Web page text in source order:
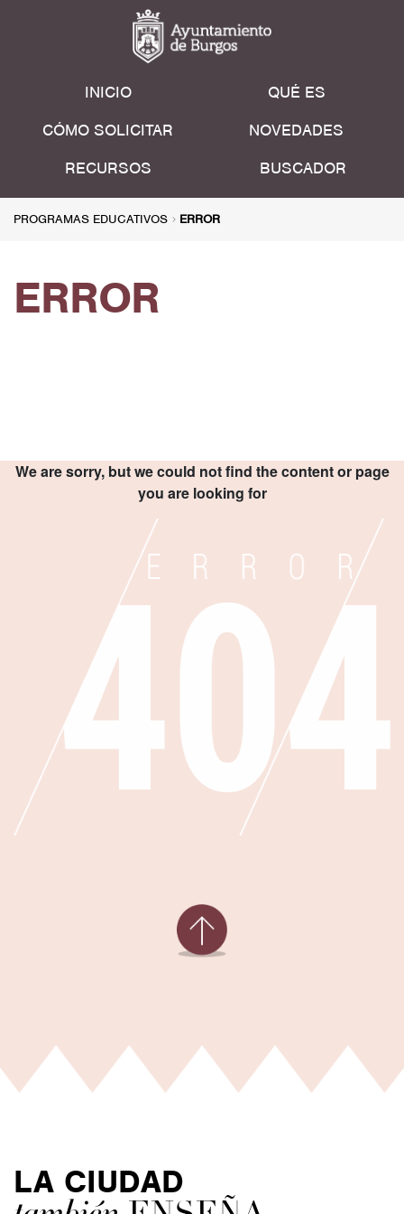
INICIO
QUÉ ES
CÓMO SOLICITAR
NOVEDADES
RECURSOS
BUSCADOR
PROGRAMAS EDUCATIVOS ERROR
ERROR
We are sorry, but we could not find the content or page
you are looking for
LA CIUDAD